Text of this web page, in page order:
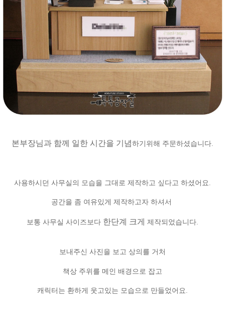
본부장님과 함께 일한 시간을 기념하기위해 주문하셨습니다.
사용하시던 사무실의 모습을 그대로 제작하고 싶다고 하셨어요.
공간을 좀 여유있게 제작하고자 하셔서
보통 사무실 사이즈보다 한단계 크게 제작되었습니다.
보내주신 사진을 보고 상의를 거처
책상 주위를 메인 배경으로 잡고
캐릭터는 환하게 웃고있는 모습으로 만들었어요.